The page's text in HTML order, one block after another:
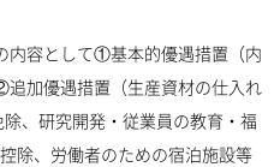
内容として①基本的優遇措置（内
加優遇措置（生産資材の仕入れ
、研究開発・従業員の教育・福
除、労働者のための宿泊施設等